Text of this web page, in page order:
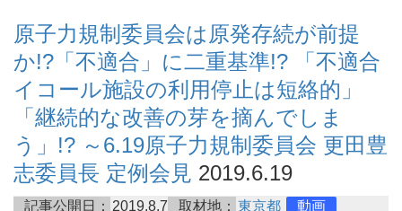
原子力規制委員会は原発存続が前提
か!?「不適合」に二重基準!? 「不適合
イコール施設の利用停止は短絡的」
「継続的な改善の芽を摘んでしま
う」!? ～6.19原子力規制委員会 更田豊
志委員長 定例会見 2019.6.19
記事公開日： 2019.8.7 取材地： 東京都 動画